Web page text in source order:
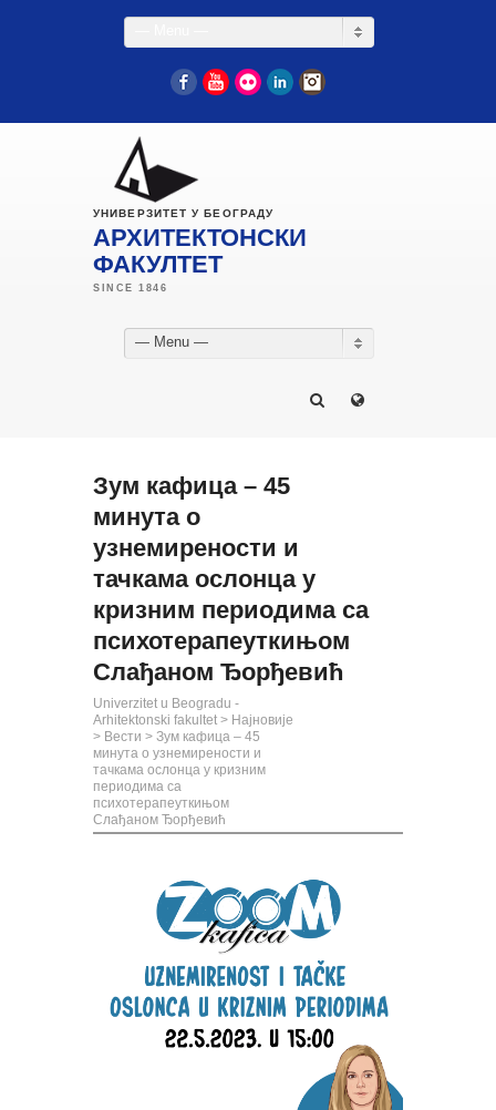
FacebookYouTube
Flickr LinkedIn
УНИВЕРЗИТЕТ У БЕОГРАДУ
АРХИТЕКТОНСКИ
ФАКУЛТЕТ
— Menu —
Зум кафица – 45
минута о
узнемирености и
тачкама ослонца у
кризним периодима са
психотерапеуткињом
Слађаном Ђорђевић
Univerzitet u Beogradu -
Arhitektonski fakultet > Најновије
> Вести > Зум кафица – 45
минута о узнемирености и
тачкама ослонца у кризним
периодима са
психотерапеуткињом
Слађаном Ђорђевић